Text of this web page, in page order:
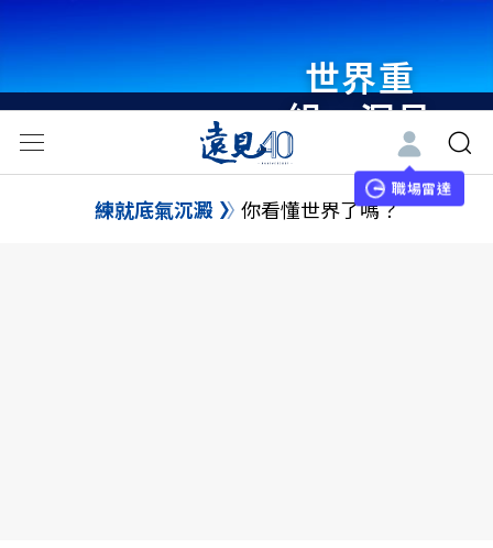
世界重
組・洞見
未來 與
世界領袖
職場雷達
練就底氣沉澱 你看懂世界了嗎？